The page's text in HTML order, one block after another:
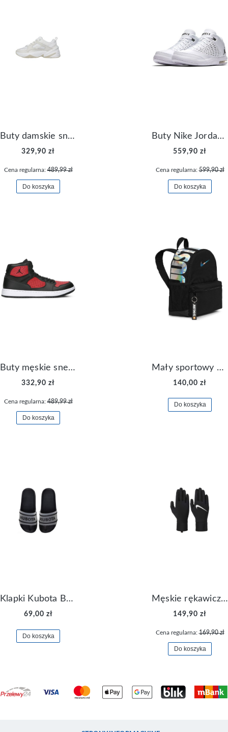
Buty damskie sneakersy Nike M2K Tekno AO3108-006
329,90 zł
Cena regularna:489,99 zł
Do koszyka
Buty Nike Jordan Flight Origin 4 921196-100
559,90 zł
Cena regularna:599,90 zł
Do koszyka
Buty męskie sneakersy Jordan Access AR3762-006
332,90 zł
Cena regularna:489,99 zł
Do koszyka
Mały sportowy plecak plecaczek Nike Brasilia JDI DR6091-017
140,00 zł
Do koszyka
Klapki Kubota Basenowe Gel Czarne
69,00 zł
Do koszyka
Męskie rękawiczki Nike Dri-FIT Lightweight Gloves N.RG.M0.082
149,90 zł
Cena regularna:169,90 zł
Do koszyka